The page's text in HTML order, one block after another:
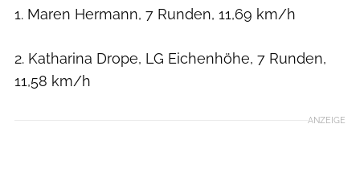
1. Maren Hermann, 7 Runden, 11,69 km/h
2. Katharina Drope, LG Eichenhöhe, 7 Runden,
11,58 km/h
ANZEIGE